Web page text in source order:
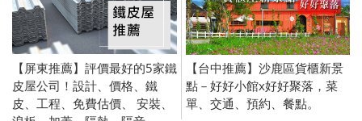
【屏東推薦】評價最好的5家鐵
皮屋公司！設計、價格、鐵
皮、工程、免費估價、 安裝、
【台中推薦】沙鹿區貨櫃新景
點－好好小館x好好聚落，菜
單、交通、預約、餐點。